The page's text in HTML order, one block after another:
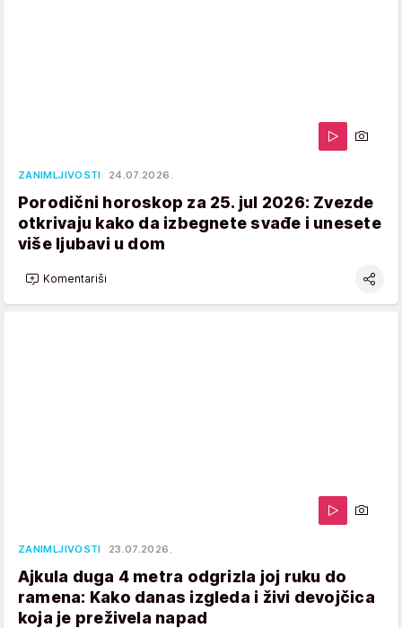
ZANIMLJIVOSTI 24.07.2026.
Porodični horoskop za 25. jul 2026: Zvezde
otkrivaju kako da izbegnete svađe i unesete
više ljubavi u dom
Komentariši
ZANIMLJIVOSTI 23.07.2026.
Ajkula duga 4 metra odgrizla joj ruku do
ramena: Kako danas izgleda i živi devojčica
koja je preživela napad